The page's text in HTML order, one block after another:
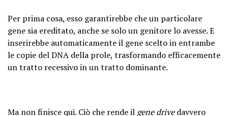
Per prima cosa, esso garantirebbe che un particolare
gene sia ereditato, anche se solo un genitore lo avesse. E
inserirebbe automaticamente il gene scelto in entrambe
le copie del DNA della prole, trasformando efficacemente
un tratto recessivo in un tratto dominante.
Ma non finisce qui. Ciò che rende il gene drivedavvero